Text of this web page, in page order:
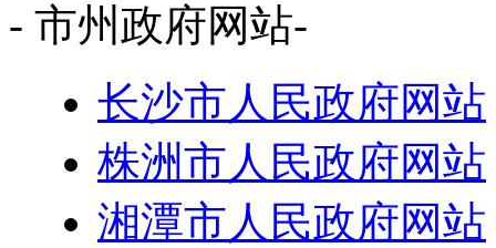
- 市州政府网站-
长沙市人民政府网站
株洲市人民政府网站
湘潭市人民政府网站